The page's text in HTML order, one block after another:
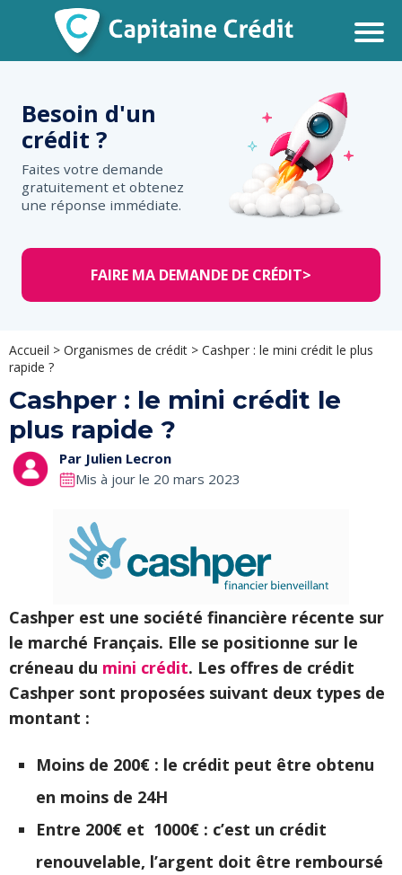
Besoin d'un
crédit ?
Faites votre demande
gratuitement et obtenez
une réponse immédiate.
FAIRE MA DEMANDE DE CRÉDIT>
Accueil > Organismes de crédit > Cashper : le mini crédit le plus
rapide ?
Cashper : le mini crédit le
plus rapide ?
Par Julien Lecron
Mis à jour le 20 mars 2023
Cashper est une société financière récente sur
le marché Français. Elle se positionne sur le
créneau du mini crédit. Les offres de crédit
Cashper sont proposées suivant deux types de
montant :
Moins de 200€ : le crédit peut être obtenu
en moins de 24H
Entre 200€ et 1000€ : c’est un crédit
renouvelable, l’argent doit être remboursé